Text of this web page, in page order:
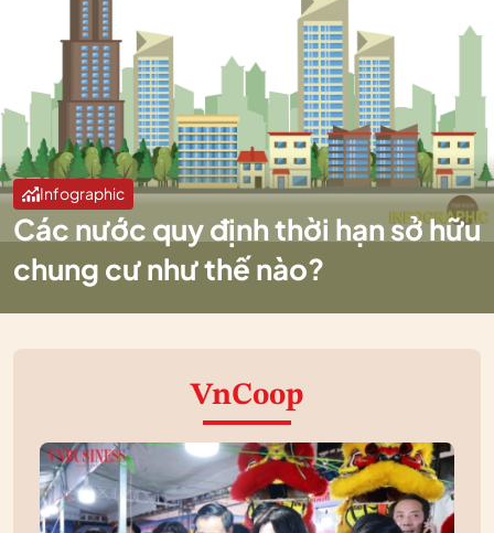
Infographic
Các nước quy định thời hạn sở hữu
chung cư như thế nào?
VnCoop